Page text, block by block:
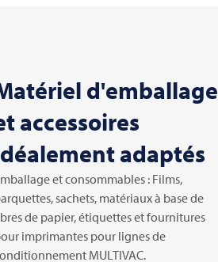
d'emballage
accessoires
adaptés
et consommables : Films,
sachets, matériaux à base de
de papier, étiquettes et fournitures
imprimantes pour lignes de
MULTIVAC.